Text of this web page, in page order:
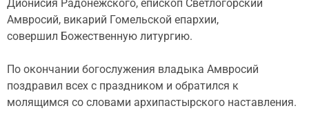
Дионисия Радонежского, епископ Светлогорский
Амвросий, викарий Гомельской епархии,
совершил Божественную литургию.
По окончании богослужения владыка Амвросий
поздравил всех с праздником и обратился к
молящимся со словами архипастырского наставления.